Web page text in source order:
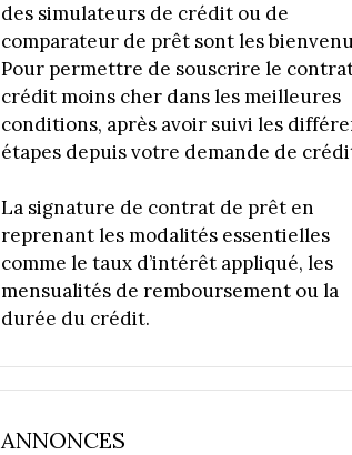
des simulateurs de crédit ou de
comparateur de prêt sont les
Pour permettre de souscrire le
crédit moins cher dans les meilleures
conditions, après avoir suivi les
étapes depuis votre demande de
La signature de contrat de prêt en
reprenant les modalités essentielles
comme le taux d’intérêt appliqué, les
mensualités de remboursement ou la
durée du crédit.
ANNONCES